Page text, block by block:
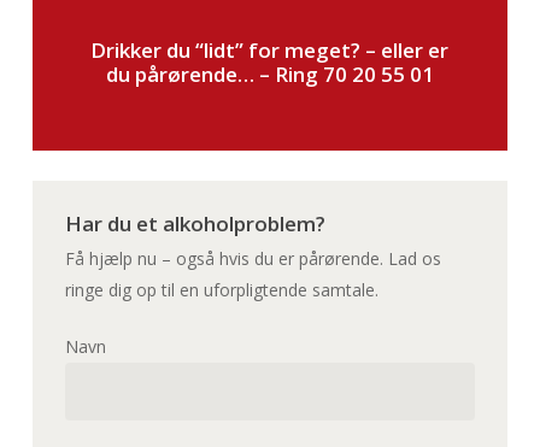
Drikker du “lidt” for meget? – eller er
du pårørende… – Ring 70 20 55 01
Har du et alkoholproblem?
Få hjælp nu – også hvis du er pårørende. Lad os
ringe dig op til en uforpligtende samtale.
Navn